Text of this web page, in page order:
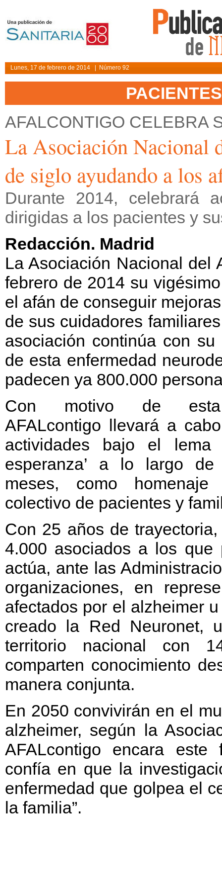
Lunes, 17 de febrero de 2014 | Número 92
AFALCONTIGO CELEBRA
La Asociación Nacional
de siglo ayudando a los
Durante 2014, celebrará
dirigidas a los pacientes y
Redacción. Madrid
La Asociación Nacional del
febrero de 2014 su
el afán de conseguir
de sus cuidadores
asociación continúa con
de esta enfermedad
padecen ya 800.000
Con motivo de esta
AFALcontigo llevará a
actividades bajo el lema
esperanza’ a lo largo de
meses, como
colectivo de pacientes y
Con 25 años de
4.000 asociados a los que
actúa, ante las
organizaciones, en
afectados por el alzheimer
creado la Red Neuronet,
territorio nacional con
comparten conocimiento
manera conjunta.
En 2050 convivirán en el
alzheimer, según la
AFALcontigo encara este
confía en que la
enfermedad que golpea el
la familia”.